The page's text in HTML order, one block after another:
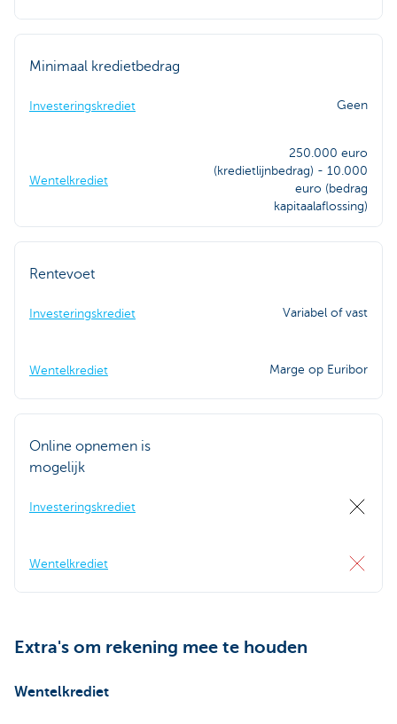
Minimaal kredietbedrag
Investeringskrediet Geen
Wentelkrediet
250.000 euro
(kredietlijnbedrag) - 10.000
euro (bedrag
kapitaalaflossing)
Rentevoet
Investeringskrediet Variabel of vast
Wentelkrediet Marge op Euribor
Online opnemen is
mogelijk
Investeringskrediet
Wentelkrediet
Extra's om rekening mee te houden
Wentelkrediet